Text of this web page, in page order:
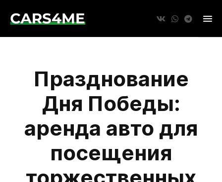
Празднование
Дня Победы:
аренда авто для
посещения